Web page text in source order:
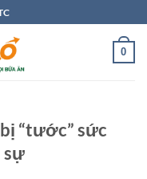
0
“tước” sức
sự